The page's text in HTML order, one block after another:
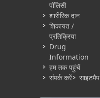
पॉलिसी
शारीरिक दान
शिकायत /
प्रतिक्रिया
Drug
Information
हम तक पहुंचें
संपर्क करें
साइटमैप